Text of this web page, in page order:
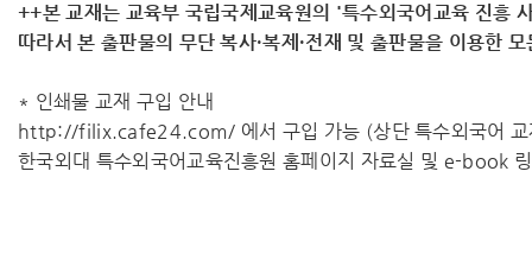
++본 교재는 교육부 국립국제교육원의 '특수외국어교육 진흥
따라서 ​본 출판물의 무단 복사·복제·전재 및 출판물을 이용한
* 인쇄물 교재 구입 안내
http://filix.cafe24.com/ 에서 구입 가능 (상단 특수외국어 교
한국외대 특수외국어교육진흥원 홈페이지 자료실 및 e-book